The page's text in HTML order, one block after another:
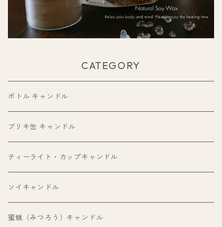
CATEGORY
ボトル キャンドル
ブリキ缶 キャンドル
ティーライト・カップキャンドル
ソイキャンドル
蜜蝋（みつろう）キャンドル